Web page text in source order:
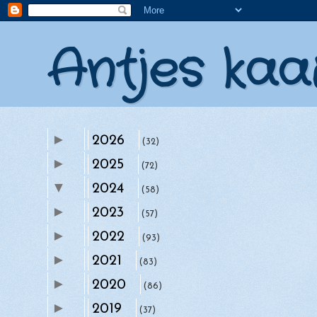
Antjes
► 2026 (32)
► 2025 (72)
▼ 2024 (58)
► december
▼ november
Girlz Creative Christmas Challenge
e...
Girlz Creative Crafts - Challenge 50 -
► oktober
► september
► augustus
► 2023 (57)
► 2022 (93)
► 2021 (83)
► 2020 (86)
► 2019 (37)